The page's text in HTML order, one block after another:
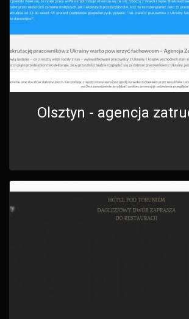
Olsztyn - agencja